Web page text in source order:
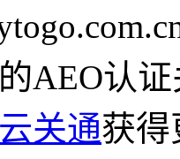
AEO认
云关通获得